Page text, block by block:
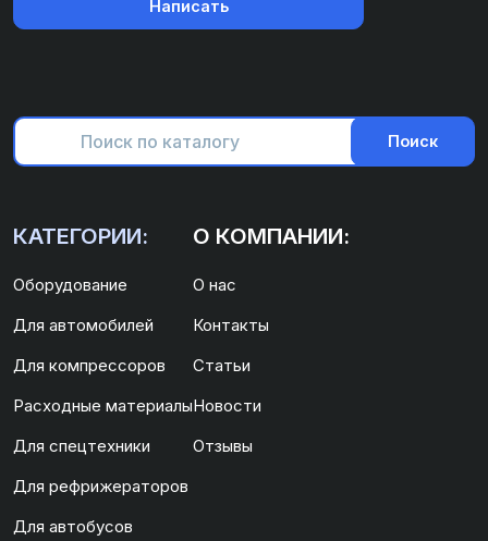
Написать
Поиск
КАТЕГОРИИ:
Оборудование
Для автомобилей
Для компрессоров
Расходные материалы
Для спецтехники
Для рефрижераторов
Для автобусов
О КОМПАНИИ:
О нас
Контакты
Статьи
Новости
Отзывы